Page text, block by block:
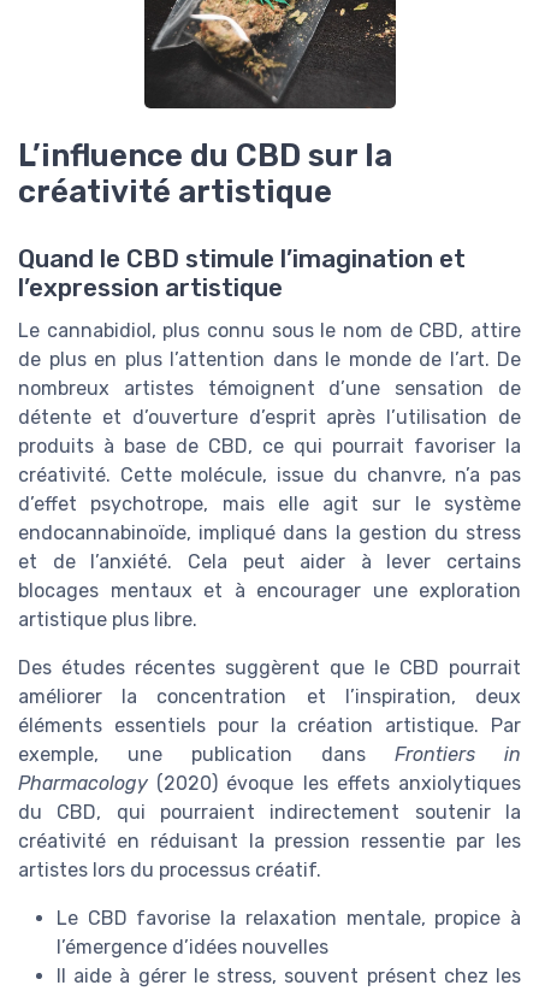
L’influence du CBD sur la
créativité artistique
Quand le CBD stimule l’imagination et
l’expression artistique
Le cannabidiol, plus connu sous le nom de CBD, attire
de plus en plus l’attention dans le monde de l’art. De
nombreux artistes témoignent d’une sensation de
détente et d’ouverture d’esprit après l’utilisation de
produits à base de CBD, ce qui pourrait favoriser la
créativité. Cette molécule, issue du chanvre, n’a pas
d’effet psychotrope, mais elle agit sur le système
endocannabinoïde, impliqué dans la gestion du stress
et de l’anxiété. Cela peut aider à lever certains
blocages mentaux et à encourager une exploration
artistique plus libre.
Des études récentes suggèrent que le CBD pourrait
améliorer la concentration et l’inspiration, deux
éléments essentiels pour la création artistique. Par
exemple, une publication dans Frontiers in
Pharmacology (2020) évoque les effets anxiolytiques
du CBD, qui pourraient indirectement soutenir la
créativité en réduisant la pression ressentie par les
artistes lors du processus créatif.
Le CBD favorise la relaxation mentale, propice à
l’émergence d’idées nouvelles
Il aide à gérer le stress, souvent présent chez les